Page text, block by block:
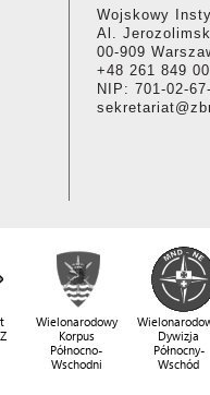
Wojskowy
Al.
00-909
+48 261 849
NIP: 701-02-
Wielonarodowy
Korpus
Północno-
Wschodni
Dywizja
Północny-
Wschód